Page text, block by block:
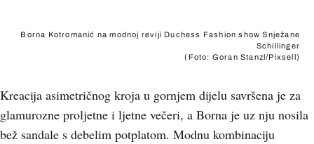
Borna Kotromanić na modnoj reviji Duchess Fashion show Snježane
Schillinger
(Foto: Goran Stanzl/Pixsell)
Kreacija asimetričnog kroja u gornjem dijelu savršena je za
glamurozne proljetne i ljetne večeri, a Borna je uz nju nosila
bež sandale s debelim potplatom. Modnu kombinaciju